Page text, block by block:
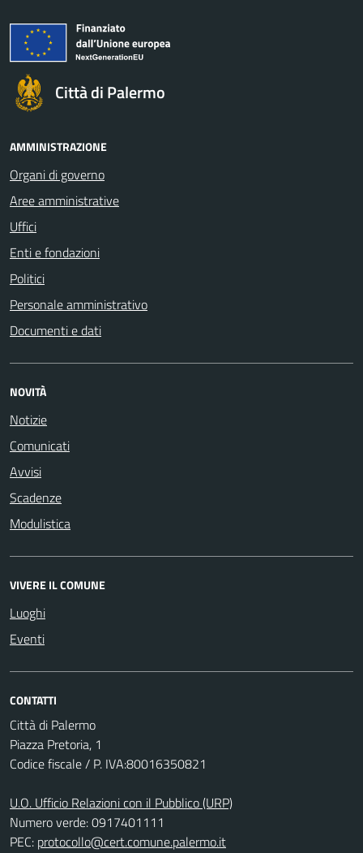
Città di Palermo
AMMINISTRAZIONE
Organi di governo
Aree amministrative
Uffici
Enti e fondazioni
Politici
Personale amministrativo
Documenti e dati
NOVITÀ
Notizie
Comunicati
Avvisi
Scadenze
Modulistica
VIVERE IL COMUNE
Luoghi
Eventi
CONTATTI
Città di Palermo
Piazza Pretoria, 1
Codice fiscale / P. IVA:80016350821
U.O. Ufficio Relazioni con il Pubblico (URP)
Numero verde: 0917401111
PEC: protocollo@cert.comune.palermo.it